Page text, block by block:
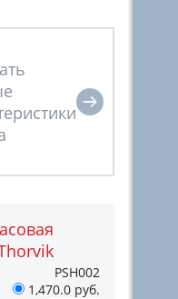
PSH002
1,470.0 руб.